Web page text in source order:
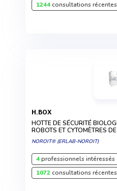
1244consultations récentes
H.BOX
HOTTE DE SÉCURITÉ
ROBOTS ET CYTOMÈTRES
NOROIT® (ERLAB-NOROIT)
4professionnels intéressés
1072consultations récentes